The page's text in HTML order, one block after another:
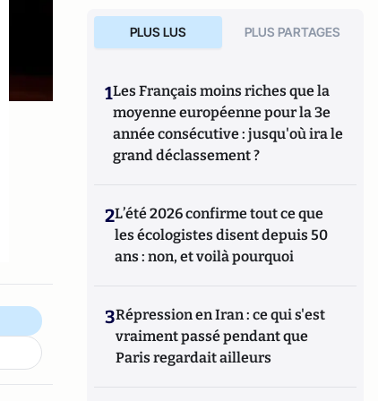
PLUS LUS PLUS PARTAGES
1Les Français moins riches que la
moyenne européenne pour la 3e
année consécutive : jusqu'où ira le
grand déclassement ?
2L’été 2026 confirme tout ce que
les écologistes disent depuis 50
ans : non, et voilà pourquoi
3Répression en Iran : ce qui s'est
vraiment passé pendant que
Paris regardait ailleurs